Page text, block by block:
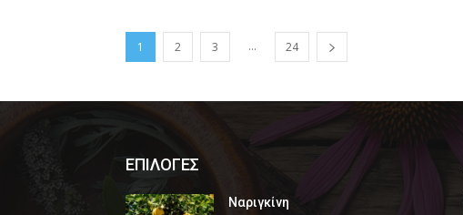
1 2 3 ... 24
ΕΠΙΛΟΓΕΣ
Ναριγκίνη